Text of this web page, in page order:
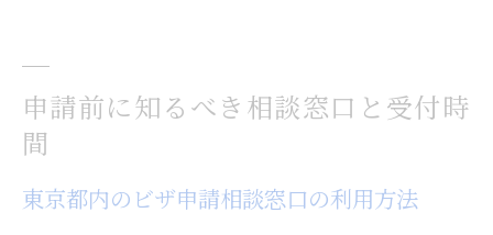
申請前に知るべき相談窓口と受付時
間
東京都内のビザ申請相談窓口の利用方法